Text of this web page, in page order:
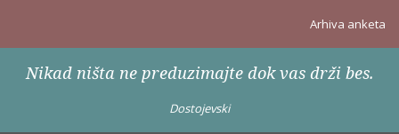
Arhiva anketa
Nikad ništa ne preduzimajte dok vas drži bes.
Dostojevski